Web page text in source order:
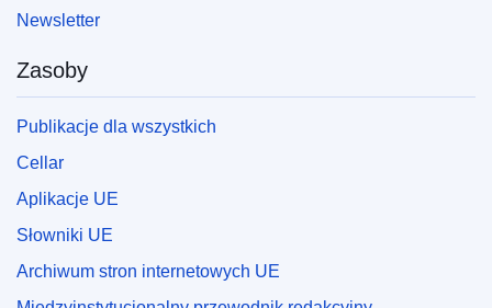
Newsletter
Zasoby
Publikacje dla wszystkich
Cellar
Aplikacje UE
Słowniki UE
Archiwum stron internetowych UE